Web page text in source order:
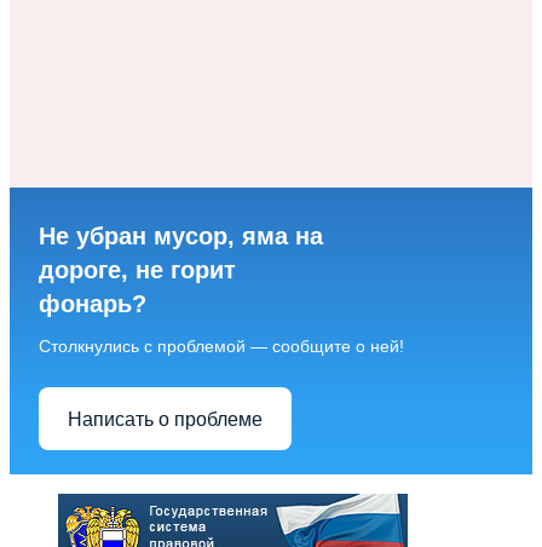
Не убран мусор, яма на
дороге, не горит
фонарь?
Столкнулись с проблемой — сообщите о ней!
Написать о проблеме